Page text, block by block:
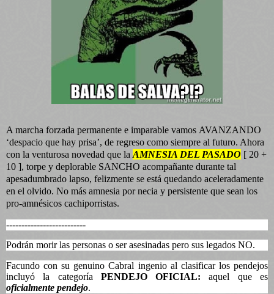
A marcha forzada permanente e imparable vamos AVANZANDO
‘despacio que hay prisa’, de regreso como siempre al futuro. Ahora
con la venturosa novedad que la AMNESIA DEL PASADO [ 20 +
10 ], torpe y deplorable SANCHO acompañante durante tal
apesadumbrado lapso, felizmente se está quedando aceleradamente
en el olvido. No más amnesia por necia y persistente que sean los
pro-amnésicos cachiporristas.
--------------------------
Podrán morir las personas o ser asesinadas pero sus legados NO.
Facundo con su genuino Cabral ingenio al clasificar los pendejos
incluyó la categoría PENDEJO OFICIAL: aquel que es
oficialmente pendejo.